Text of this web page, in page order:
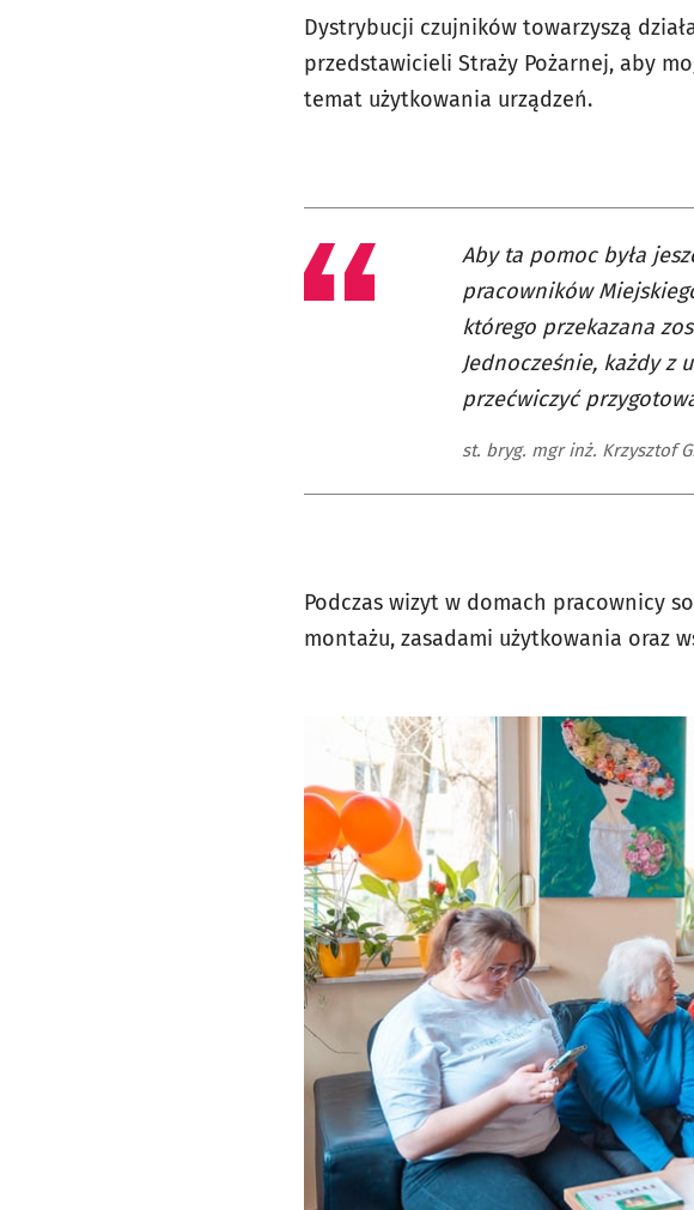
Dystrybucji czujników towarzyszą
przedstawicieli Straży Pożarnej, aby
temat użytkowania urządzeń.
Aby ta pomoc była
pracowników
którego przekazana
Jednocześnie, każdy z
przećwiczyć
st. bryg. mgr inż. Krzysztof
Podczas wizyt w domach pracownicy
montażu, zasadami użytkowania oraz